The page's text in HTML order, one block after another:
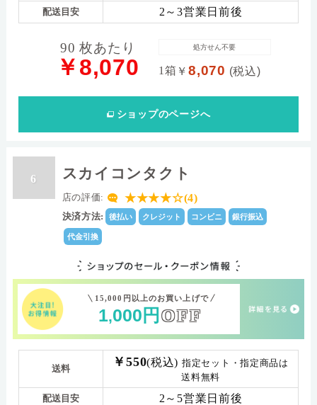
配送目安 2～3営業日前後
90 枚あたり
￥8,070 1箱 ￥8,070 (税込)
処方せん不要
ショップのページへ
6 スカイコンタクト
店の評価: ★★★★☆(4)
決済方法: 後払い クレジット コンビニ 銀行振込
代金引換
15,000円以上のお買い上げで
1,000 円 OFF
送料 ￥550(税込) 指定セット・指定商品は
送料無料
配送目安 2～5営業日前後